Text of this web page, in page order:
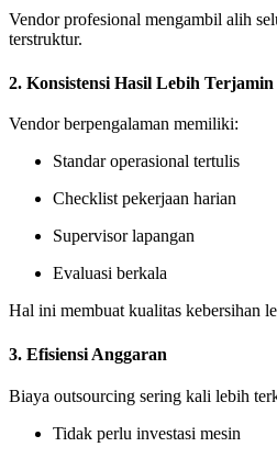
Vendor profesional mengambil alih
terstruktur.
2. Konsistensi Hasil Lebih Terjamin
Vendor berpengalaman memiliki:
Standar operasional tertulis
Checklist pekerjaan harian
Supervisor lapangan
Evaluasi berkala
Hal ini membuat kualitas kebersihan
3. Efisiensi Anggaran
Biaya outsourcing sering kali lebih
Tidak perlu investasi mesin